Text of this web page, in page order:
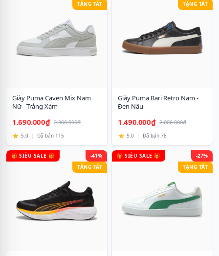
TẶNG TẤT
Giày Puma Caven Mix Nam
Nữ - Trắng Xám
1.690.000₫ 2.300.000₫
5.0 | Đã bán 115
TẶNG TẤT
Giày Puma Bari Retro Nam -
Đen Nâu
1.490.000₫ 2.000.000₫
5.0 | Đã bán 78
🎁 SIÊU SALE 🎁
-41%
TẶNG TẤT
🎁 SIÊU SALE 🎁
-27%
TẶNG TẤT